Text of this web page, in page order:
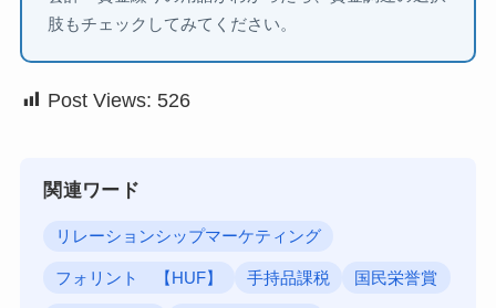
肢もチェックしてみてください。
Post Views: 526
関連ワード
リレーションシップマーケティング
フォリント 【HUF】 手持品課税 国民栄誉賞